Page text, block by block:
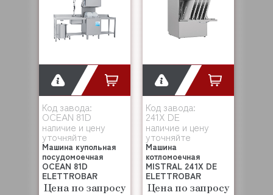
Код завода:
OCEAN 81D
наличие и цену
уточняйте
Машина купольная
посудомоечная
OCEAN 81D
ELETTROBAR
Цена по запросу
Код завода:
241X DE
наличие и цену
уточняйте
Машина
котломоечная
MISTRAL 241X DE
ELETTROBAR
Цена по запросу